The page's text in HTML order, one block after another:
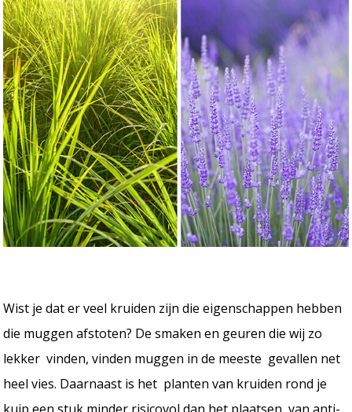
Wist je dat er veel kruiden zijn die eigenschappen hebben
die muggen afstoten? De smaken en geuren die wij zo
lekker vinden, vinden muggen in de meeste gevallen net
heel vies. Daarnaast is het planten van kruiden rond je